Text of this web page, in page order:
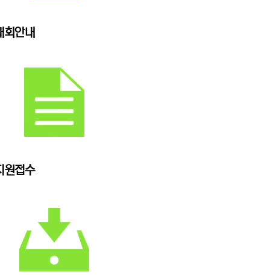
회안내
원접수